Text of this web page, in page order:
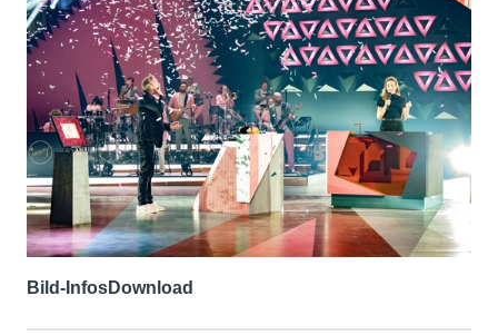
Bild-InfosDownload